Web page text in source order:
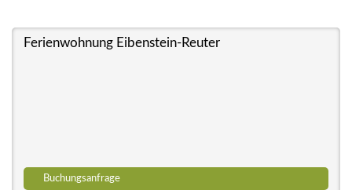
Ferienwohnung Eibenstein-Reuter
Buchungsanfrage